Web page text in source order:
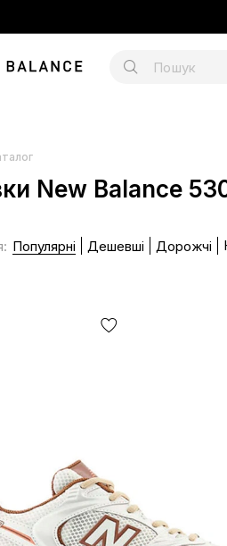
New Balance
: Популярні Дешевші Дорожчі